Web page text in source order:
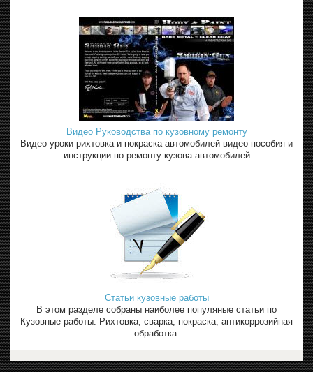
Видео Руководства по кузовному ремонту
Видео уроки рихтовка и покраска автомобилей видео пособия и
инструкции по ремонту кузова автомобилей
Статьи кузовные работы
В этом разделе собраны наиболее популяные статьи по
Кузовные работы. Рихтовка, сварка, покраска, антикоррозийная
обработка.